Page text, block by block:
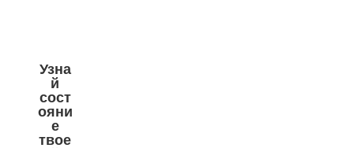
Узна
й
сост
ояни
е
твое